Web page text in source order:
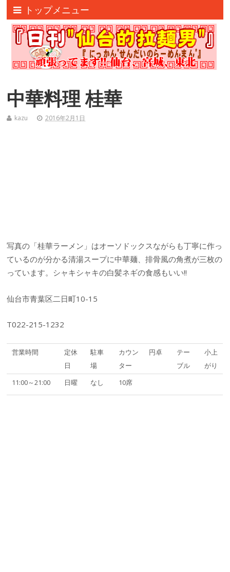
トップメニュー
中華料理 桂華
kazu 2016年2月1日
写真の「桂華ラーメン」はオーソドックスながらも丁寧に作っ
ているのが分かる清湯スープに中華麺、排骨風の角煮が三枚の
っています。シャキシャキの白髪ネギの食感もいい!!
仙台市青葉区二日町10-15
T022-215-1232
営業時間
定休
日
駐車
場
カウン
ター
円卓
テー
ブル
小上
がり
11:00～21:00
日曜 なし 10席